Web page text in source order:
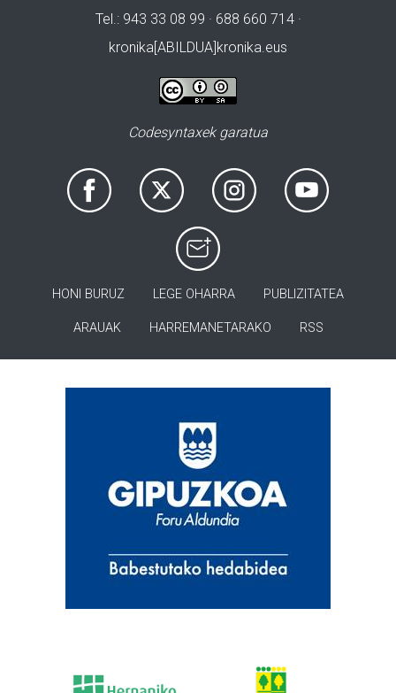
Tel.: 943 33 08 99 · 688 660 714 ·
kronika[ABILDUA]kronika.eus
Codesyntaxek garatua
HONI BURUZ LEGE OHARRA PUBLIZITATEA
ARAUAK HARREMANETARAKO RSS